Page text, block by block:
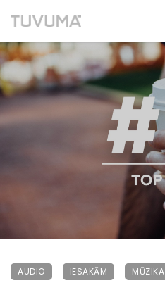
AUDIO IESAKĀM MŪZIKA